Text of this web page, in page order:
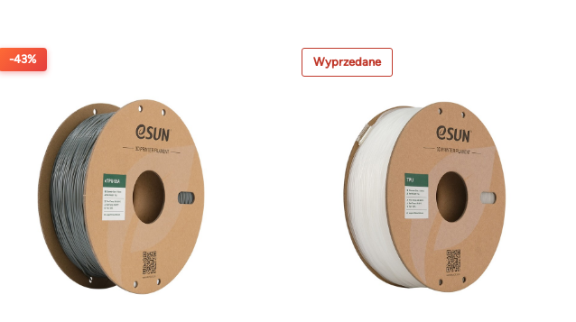
-43% Wyprzedane